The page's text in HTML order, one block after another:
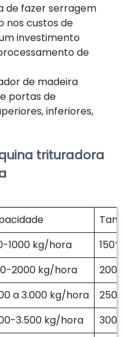
de fazer serragem
nos custos de
investimento
de
de madeira
portas de
inferiores,
trituradora
1000 kg/hora
2000 kg/hora
a 3.000 kg/hora
3.500 kg/hora